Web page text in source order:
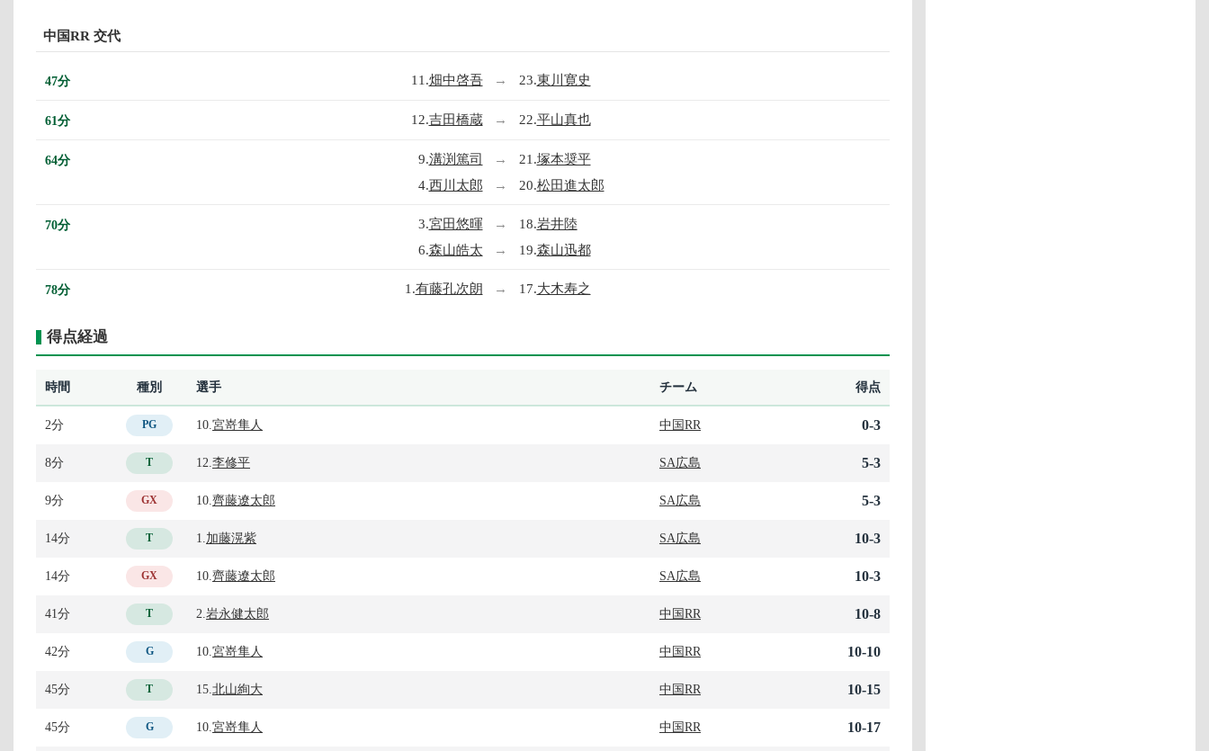
中国RR 交代
47分 11.畑中啓吾 → 23.東川寛史
61分 12.吉田橋蔵 → 22.平山真也
64分 9.溝渕篤司 → 21.塚本奨平
4.西川太郎 → 20.松田進太郎
70分 3.宮田悠暉 → 18.岩井陸
6.森山皓太 → 19.森山迅都
78分 1.有藤孔次朗 → 17.大木寿之
得点経過
時間 種別 選手 チーム 得点
2分 PG 10. 宮嵜隼人 中国RR 0-3
8分 T 12. 李修平 SA広島 5-3
9分 GX 10. 齊藤遼太郎 SA広島 5-3
14分 T 1. 加藤滉紫 SA広島 10-3
14分 GX 10. 齊藤遼太郎 SA広島 10-3
41分 T 2. 岩永健太郎 中国RR 10-8
42分 G 10. 宮嵜隼人 中国RR 10-10
45分 T 15. 北山絢大 中国RR 10-15
45分 G 10. 宮嵜隼人 中国RR 10-17